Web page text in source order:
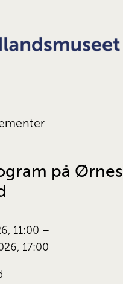
på Ørnes
11:00
17:00